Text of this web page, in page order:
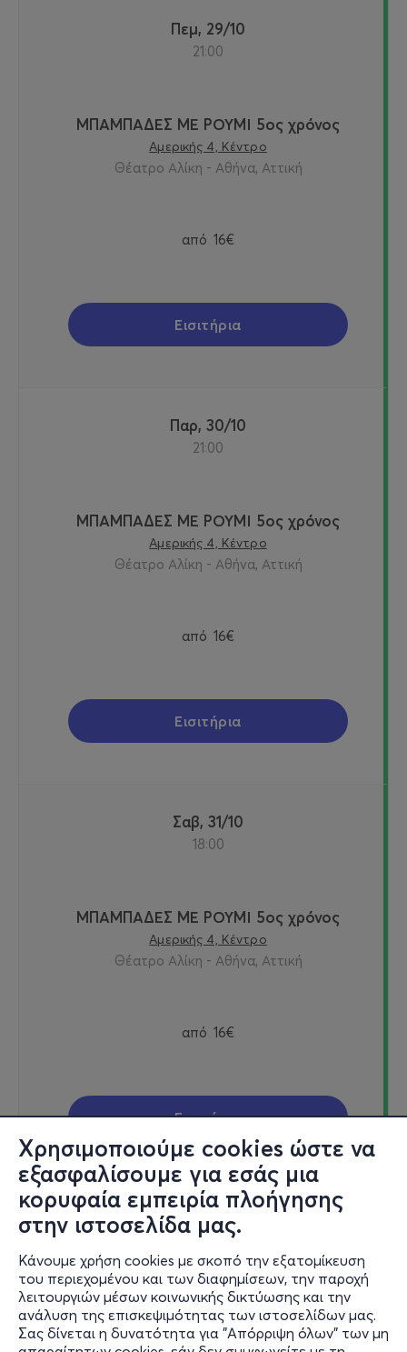
Χρησιμοποιούμε cookies ώστε να
εξασφαλίσουμε για εσάς μια
κορυφαία εμπειρία πλοήγησης
στην ιστοσελίδα μας.
Κάνουμε χρήση cookies με σκοπό την εξατομίκευση
του περιεχομένου και των διαφημίσεων, την παροχή
λειτουργιών μέσων κοινωνικής δικτύωσης και την
ανάλυση της επισκεψιμότητας των ιστοσελίδων μας.
Σας δίνεται η δυνατότητα για "Απόρριψη όλων" των μη
Πεμ, 29/10
21:00
ΜΠΑΜΠΑΔΕΣ ΜΕ ΡΟΥΜΙ 5ος χρόνος
Αμερικής 4, Κέντρο
Θέατρο Αλίκη - Αθήνα, Αττική
από 16€
Εισιτήρια
Παρ, 30/10
21:00
ΜΠΑΜΠΑΔΕΣ ΜΕ ΡΟΥΜΙ 5ος χρόνος
Αμερικής 4, Κέντρο
Θέατρο Αλίκη - Αθήνα, Αττική
από 16€
Εισιτήρια
Σαβ, 31/10
18:00
ΜΠΑΜΠΑΔΕΣ ΜΕ ΡΟΥΜΙ 5ος χρόνος
Αμερικής 4, Κέντρο
Θέατρο Αλίκη - Αθήνα, Αττική
από 16€
Εισιτήρια
Σαβ, 31/10
21:00
ΜΠΑΜΠΑΔΕΣ ΜΕ ΡΟΥΜΙ 5ος χρόνος
Αμερικής 4, Κέντρο